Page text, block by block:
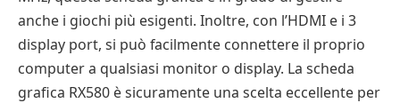
anche i giochi più esigenti. Inoltre, con l’HDMI e i 3
display port, si può facilmente connettere il proprio
computer a qualsiasi monitor o display. La scheda
grafica RX580 è sicuramente una scelta eccellente per